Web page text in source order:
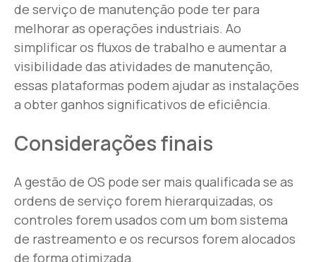
de serviço de manutenção pode ter para
melhorar as operações industriais. Ao
simplificar os fluxos de trabalho e aumentar a
visibilidade das atividades de manutenção,
essas plataformas podem ajudar as instalações
a obter ganhos significativos de eficiência.
Considerações finais
A gestão de OS pode ser mais qualificada se as
ordens de serviço forem hierarquizadas, os
controles forem usados com um bom sistema
de rastreamento e os recursos forem alocados
de forma otimizada.